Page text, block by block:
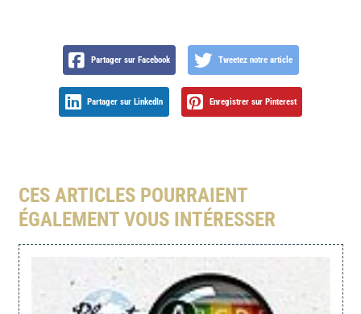
Partager sur Facebook Tweetez notre article
Partager sur LinkedIn Enregistrer sur Pinterest
CES ARTICLES POURRAIENT
ÉGALEMENT VOUS INTÉRESSER